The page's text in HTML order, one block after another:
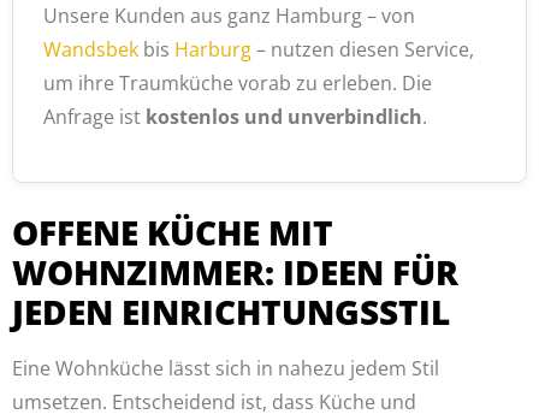
Unsere Kunden aus ganz Hamburg – von
Wandsbek bis Harburg– nutzen diesen Service,
um ihre Traumküche vorab zu erleben. Die
Anfrage ist kostenlos und unverbindlich.
OFFENE KÜCHE MIT
WOHNZIMMER: IDEEN FÜR
JEDEN EINRICHTUNGSSTIL
Eine Wohnküche lässt sich in nahezu jedem Stil
umsetzen. Entscheidend ist, dass Küche und